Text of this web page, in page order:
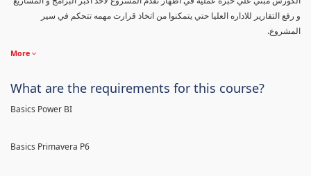
و رفع التقارير للاداره العليا حتي يتمكنوا من اتخاذ قرارت مهمه تتحكم في سير
المشروع.
More
What are the requirements for this course?
Basics Power BI
Basics Primavera P6